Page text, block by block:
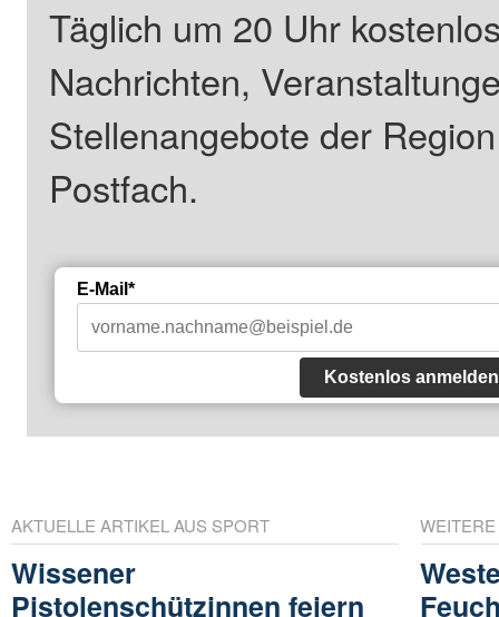
Täglich um 20 Uhr
Nachrichten,
Stellenangebote der
Postfach.
E-Mail*
Kostenlos anmelden
AKTUELLE ARTIKEL AUS SPORT
Wissener
Pistolenschützinnen feiern